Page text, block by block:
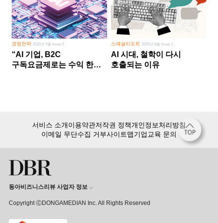
경영전략 2026년 5월 Issue 2
“AI 기업, B2C
구독요금제로는 수익 한계
스페셜리포트 2026년 8월 Issue 1
AI 시대, 철학이 다시
호출되는 이유
서비스 소개이용약관저작권 정책개인정보처리방침
이메일 무단수집 거부사이트맵기업교육 문의
동아비즈니스리뷰 사업자 정보
Copyright ⒸDONGAMEDIAN Inc. All Rights Reserved